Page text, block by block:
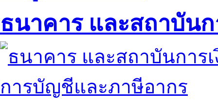
ธนาคาร และสถาบันก
การบัญชีและภาษีอากร